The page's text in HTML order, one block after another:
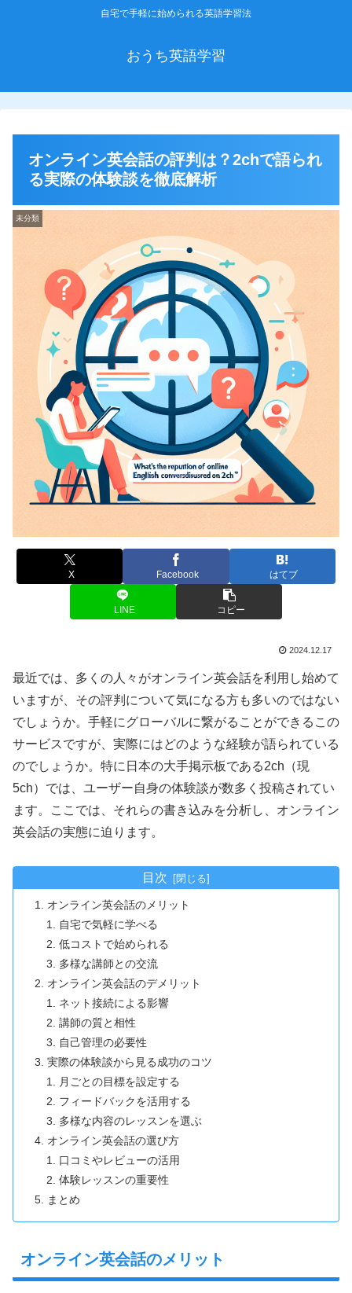
自宅で手軽に始められる英語学習法
おうち英語学習
オンライン英会話の評判は？2chで語られ
る実際の体験談を徹底解析
未分類
X Facebook はてブ
LINE コピー
2024.12.17
最近では、多くの人々がオンライン英会話を利用し始めて
いますが、その評判について気になる方も多いのではない
でしょうか。手軽にグローバルに繋がることができるこの
サービスですが、実際にはどのような経験が語られている
のでしょうか。特に日本の大手掲示板である2ch（現
5ch）では、ユーザー自身の体験談が数多く投稿されてい
ます。ここでは、それらの書き込みを分析し、オンライン
英会話の実態に迫ります。
目次
オンライン英会話のメリット
自宅で気軽に学べる
低コストで始められる
多様な講師との交流
オンライン英会話のデメリット
ネット接続による影響
講師の質と相性
自己管理の必要性
実際の体験談から見る成功のコツ
月ごとの目標を設定する
フィードバックを活用する
多様な内容のレッスンを選ぶ
オンライン英会話の選び方
口コミやレビューの活用
体験レッスンの重要性
まとめ
オンライン英会話のメリット